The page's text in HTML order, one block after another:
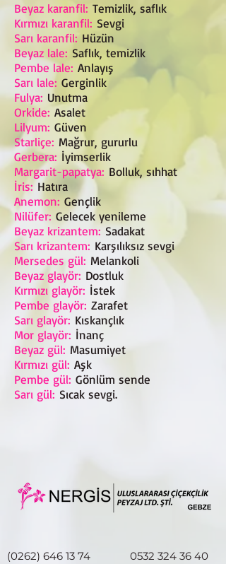
Beyaz karanfil: Temizlik, saflık
Kırmızı karanfil: Sevgi
Sarı karanfil: Hüzün
Beyaz lale: Saflık, temizlik
Pembe lale: Anlayış
Sarı lale: Gerginlik
Fulya: Unutma
Orkide: Asalet
Lilyum: Güven
Starliçe: Mağrur, gururlu
Gerbera: İyimserlik
Margarit-papatya: Bolluk, sıhhat
İris:Hatıra
Anemon: Gençlik
Nilüfer: Gelecek yenileme
Beyaz krizantem: Sadakat
Sarı krizantem: Karşılıksız sevgi
Mersedes gül: Melankoli
Beyaz glayör: Dostluk
Kırmızı glayör: İstek
Pembe glayör: Zarafet
Sarı glayör: Kıskançlık
Mor glayör: İnanç
Beyaz gül: Masumiyet
Kırmızı gül: Aşk
Pembe gül: Gönlüm sende
Sarı gül: Sıcak sevgi.
(0262) 646 13 74 0532 324 36 40